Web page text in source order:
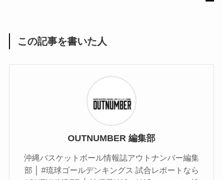
この記事を書いた人
OUTNUMBER 編集部
沖縄バスケットボール情報誌アウトナンバー編集
部 │ #琉球ゴールデンキングス 試合レポートなら